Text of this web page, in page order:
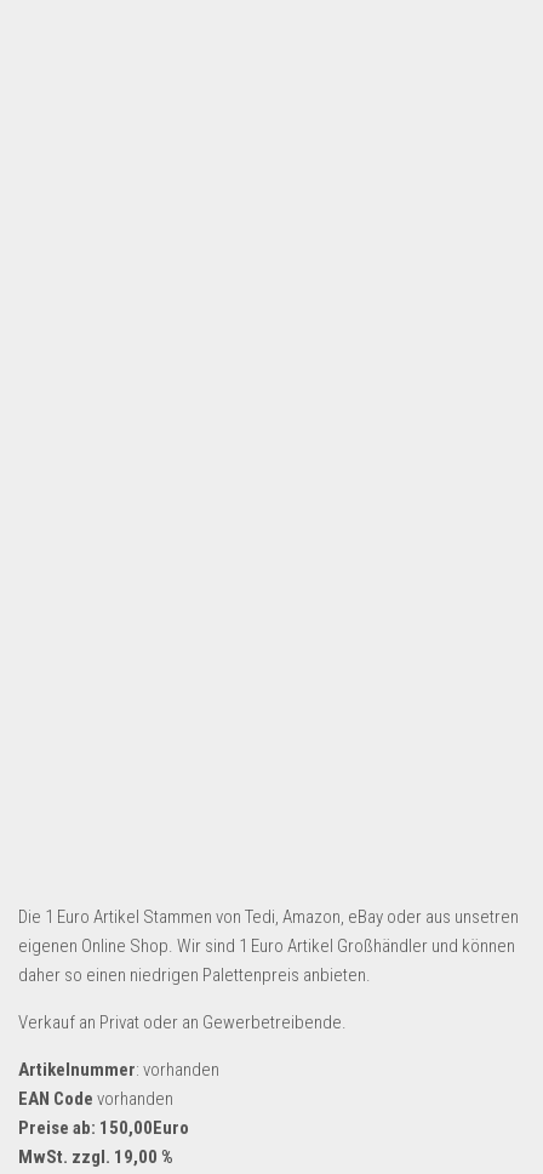
Die 1 Euro Artikel Stammen von Tedi, Amazon, eBay oder aus unsetren
eigenen Online Shop. Wir sind 1 Euro Artikel Großhändler und können
daher so einen niedrigen Palettenpreis anbieten.
Verkauf an Privat oder an Gewerbetreibende.
Artikelnummer: vorhanden
EAN Code vorhanden
Preise ab: 150,00Euro
MwSt. zzgl. 19,00 %